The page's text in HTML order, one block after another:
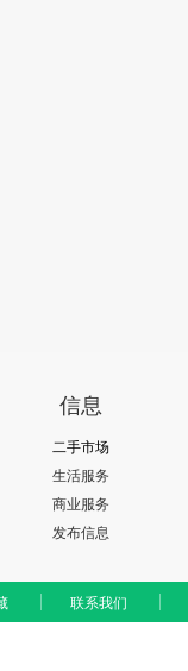
信息
二手市场
生活服务
商业服务
发布信息
联系我们